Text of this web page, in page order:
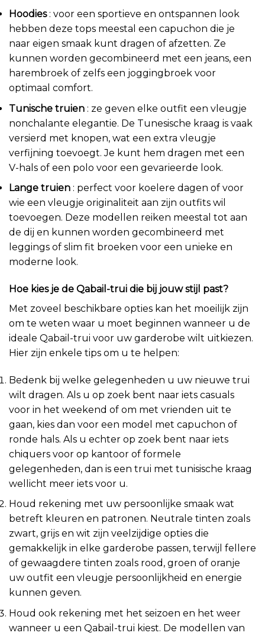
Hoodies: voor een sportieve en ontspannen look
hebben deze tops meestal een capuchon die je
naar eigen smaak kunt dragen of afzetten. Ze
kunnen worden gecombineerd met een jeans, een
harembroek of zelfs een joggingbroek voor
optimaal comfort.
Tunische truien : ze geven elke outfit een vleugje
nonchalante elegantie. De Tunesische kraag is vaak
versierd met knopen, wat een extra vleugje
verfijning toevoegt. Je kunt hem dragen met een
V-hals of een polo voor een gevarieerde look.
Lange truien : perfect voor koelere dagen of voor
wie een vleugje originaliteit aan zijn outfits wil
toevoegen. Deze modellen reiken meestal tot aan
de dij en kunnen worden gecombineerd met
leggings of slim fit broeken voor een unieke en
moderne look.
Hoe kies je de Qabail-trui die bij jouw stijl past?
Met zoveel beschikbare opties kan het moeilijk zijn
om te weten waar u moet beginnen wanneer u de
ideale Qabail-trui voor uw garderobe wilt uitkiezen.
Hier zijn enkele tips om u te helpen:
Bedenk bij welke gelegenheden u uw nieuwe trui
wilt dragen. Als u op zoek bent naar iets casuals
voor in het weekend of om met vrienden uit te
gaan, kies dan voor een model met capuchon of
ronde hals. Als u echter op zoek bent naar iets
chiquers voor op kantoor of formele
gelegenheden, dan is een trui met tunisische kraag
wellicht meer iets voor u.
Houd rekening met uw persoonlijke smaak wat
betreft kleuren en patronen. Neutrale tinten zoals
zwart, grijs en wit zijn veelzijdige opties die
gemakkelijk in elke garderobe passen, terwijl fellere
of gewaagdere tinten zoals rood, groen of oranje
uw outfit een vleugje persoonlijkheid en energie
kunnen geven.
Houd ook rekening met het seizoen en het weer
wanneer u een Qabail-trui kiest. De modellen van